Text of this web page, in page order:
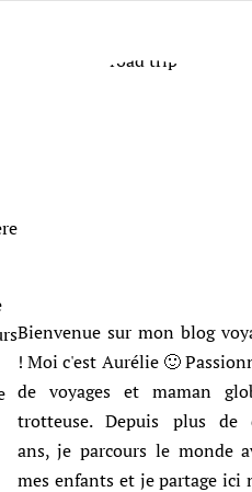
Bienvenue sur mon blog
! Moi c'est Aurélie 🙂
de voyages et maman
trotteuse. Depuis plus de
ans, je parcours le monde
mes enfants et je partage ici